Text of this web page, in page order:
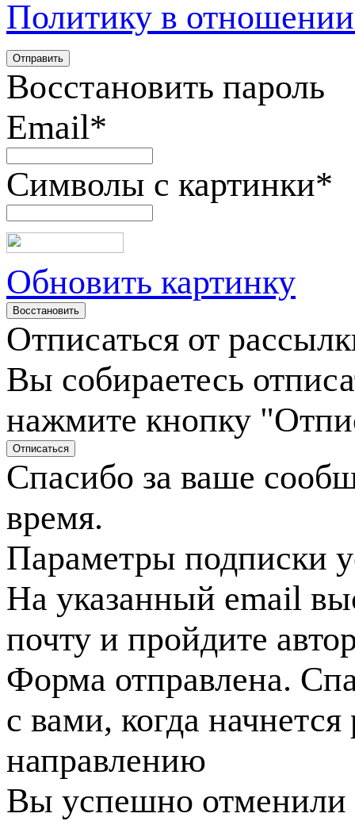
Политику в
Восстановить пароль
Email*
Символы с картинки*
Обновить картинку
Отписаться от
Вы собираетесь
нажмите кнопку
Спасибо за ваше
время.
Параметры подписки
На указанный email
почту и пройдите
Форма отправлена.
с вами, когда
направлению
Вы успешно отменили